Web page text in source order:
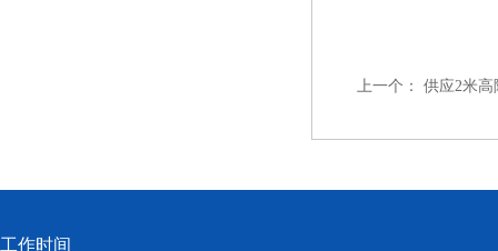
上一个： 供应2米高
工作时间